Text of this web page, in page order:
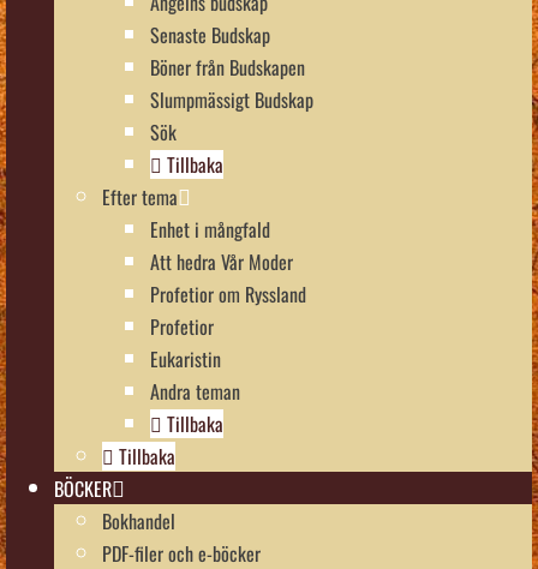
Senaste Budskap
Böner från Budskapen
Slumpmässigt Budskap
Sök
Tillbaka
Efter tema
Enhet i mångfald
Att hedra Vår Moder
Profetior om Ryssland
Profetior
Eukaristin
Andra teman
Tillbaka
Tillbaka
BÖCKER
Bokhandel
PDF-filer och e-böcker